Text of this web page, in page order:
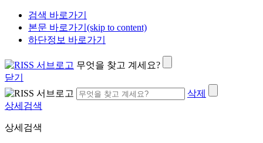
검색 바로가기
본문 바로가기(skip to content)
하단정보 바로가기
무엇을 찾고 계세요?
닫기
삭제
상세검색
상세검색